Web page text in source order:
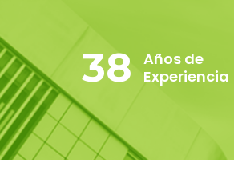
38
Años de
Experiencia